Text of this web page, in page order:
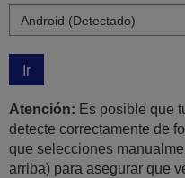
Ir
Atención: Es posible que
detecte correctamente de
que selecciones
arriba) para asegurar que